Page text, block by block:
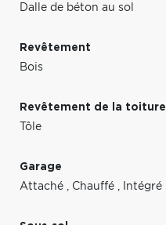
Dalle de béton au sol
Revêtement
Bois
Revêtement de la toiture
Tôle
Garage
Attaché , Chauffé , Intégré